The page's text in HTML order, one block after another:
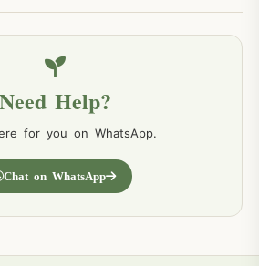
Need Help?
for you on WhatsApp.
Chat on WhatsApp